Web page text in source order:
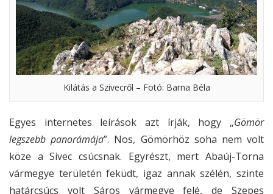
Kilátás a Szivecről – Fotó: Barna Béla
Egyes internetes leírások azt írják, hogy „Gömör
legszebb panorámája”. Nos, Gömörhöz soha nem volt
köze a Sivec csúcsnak. Egyrészt, mert Abaúj-Torna
vármegye területén feküdt, igaz annak szélén, szinte
határcsúcs volt Sáros vármegye felé, de Szepes